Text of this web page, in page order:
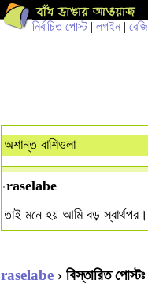
নির্বাচিত পোস্ট| লগইন |
অশান্ত বাশিওলা
raselabe
তাই মনে হয় আমি বড় স্বার্থপর।
raselabe › বিস্তারিত পোস্টঃ